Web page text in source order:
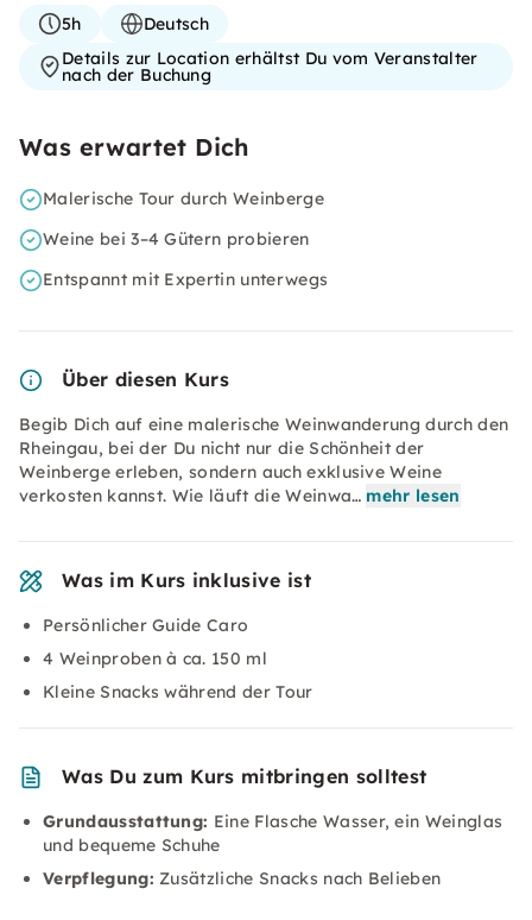
5h
Deutsch
Details zur Location erhältst Du vom Veranstalter
nach der Buchung
Was erwartet Dich
Malerische Tour durch Weinberge
Weine bei 3–4 Gütern probieren
Entspannt mit Expertin unterwegs
Über diesen Kurs
Begib Dich auf eine malerische Weinwanderung durch den
Rheingau, bei der Du nicht nur die Schönheit der
Weinberge erleben, sondern auch exklusive Weine
verkosten kannst. Wie läuft die Weinwa… mehr lesen
Was im Kurs inklusive ist
Persönlicher Guide Caro
4 Weinproben à ca. 150 ml
Kleine Snacks während der Tour
Was Du zum Kurs mitbringen solltest
Grundausstattung: Eine Flasche Wasser, ein Weinglas
und bequeme Schuhe
Verpflegung: Zusätzliche Snacks nach Belieben